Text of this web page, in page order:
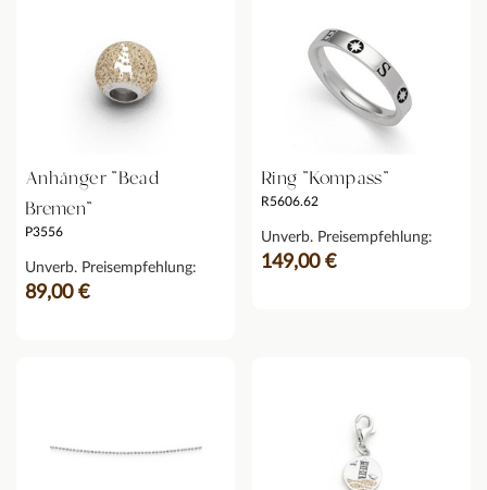
Anhänger "Bead
Bremen"
P3556
Unverb. Preisempfehlung:
89,00 €
Ring "Kompass"
R5606.62
Unverb. Preisempfehlung:
149,00 €